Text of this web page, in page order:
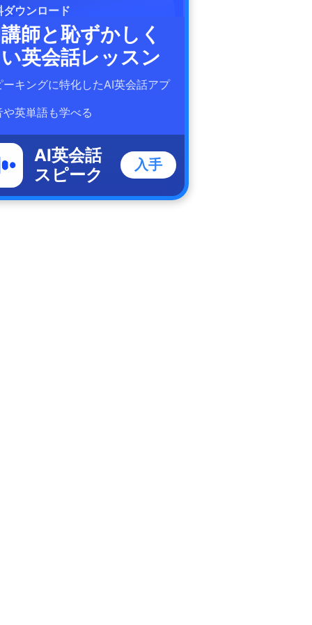
ダウンロード
師と恥ずかしく
英会話レッスン
ーキングに特化したAI英会話アプ
や英単語も学べる
AI英会話
スピーク
入手